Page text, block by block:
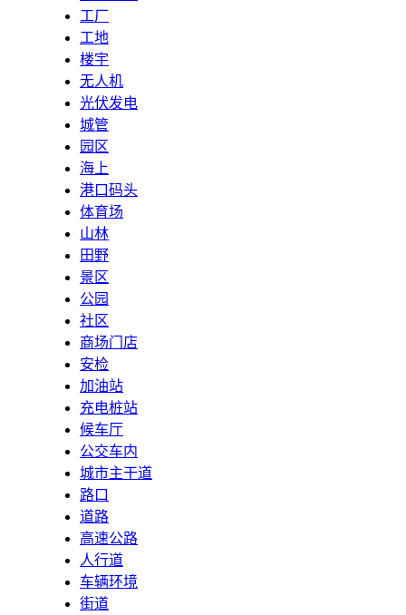
工厂
工地
楼宇
无人机
光伏发电
城管
园区
海上
港口码头
体育场
山林
田野
景区
公园
社区
商场门店
安检
加油站
充电桩站
候车厅
公交车内
城市主干道
路口
道路
高速公路
人行道
车辆环境
街道